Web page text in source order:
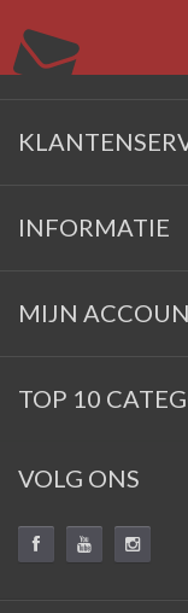
INFORMATIE
MIJN
TOP 10
VOLG ONS